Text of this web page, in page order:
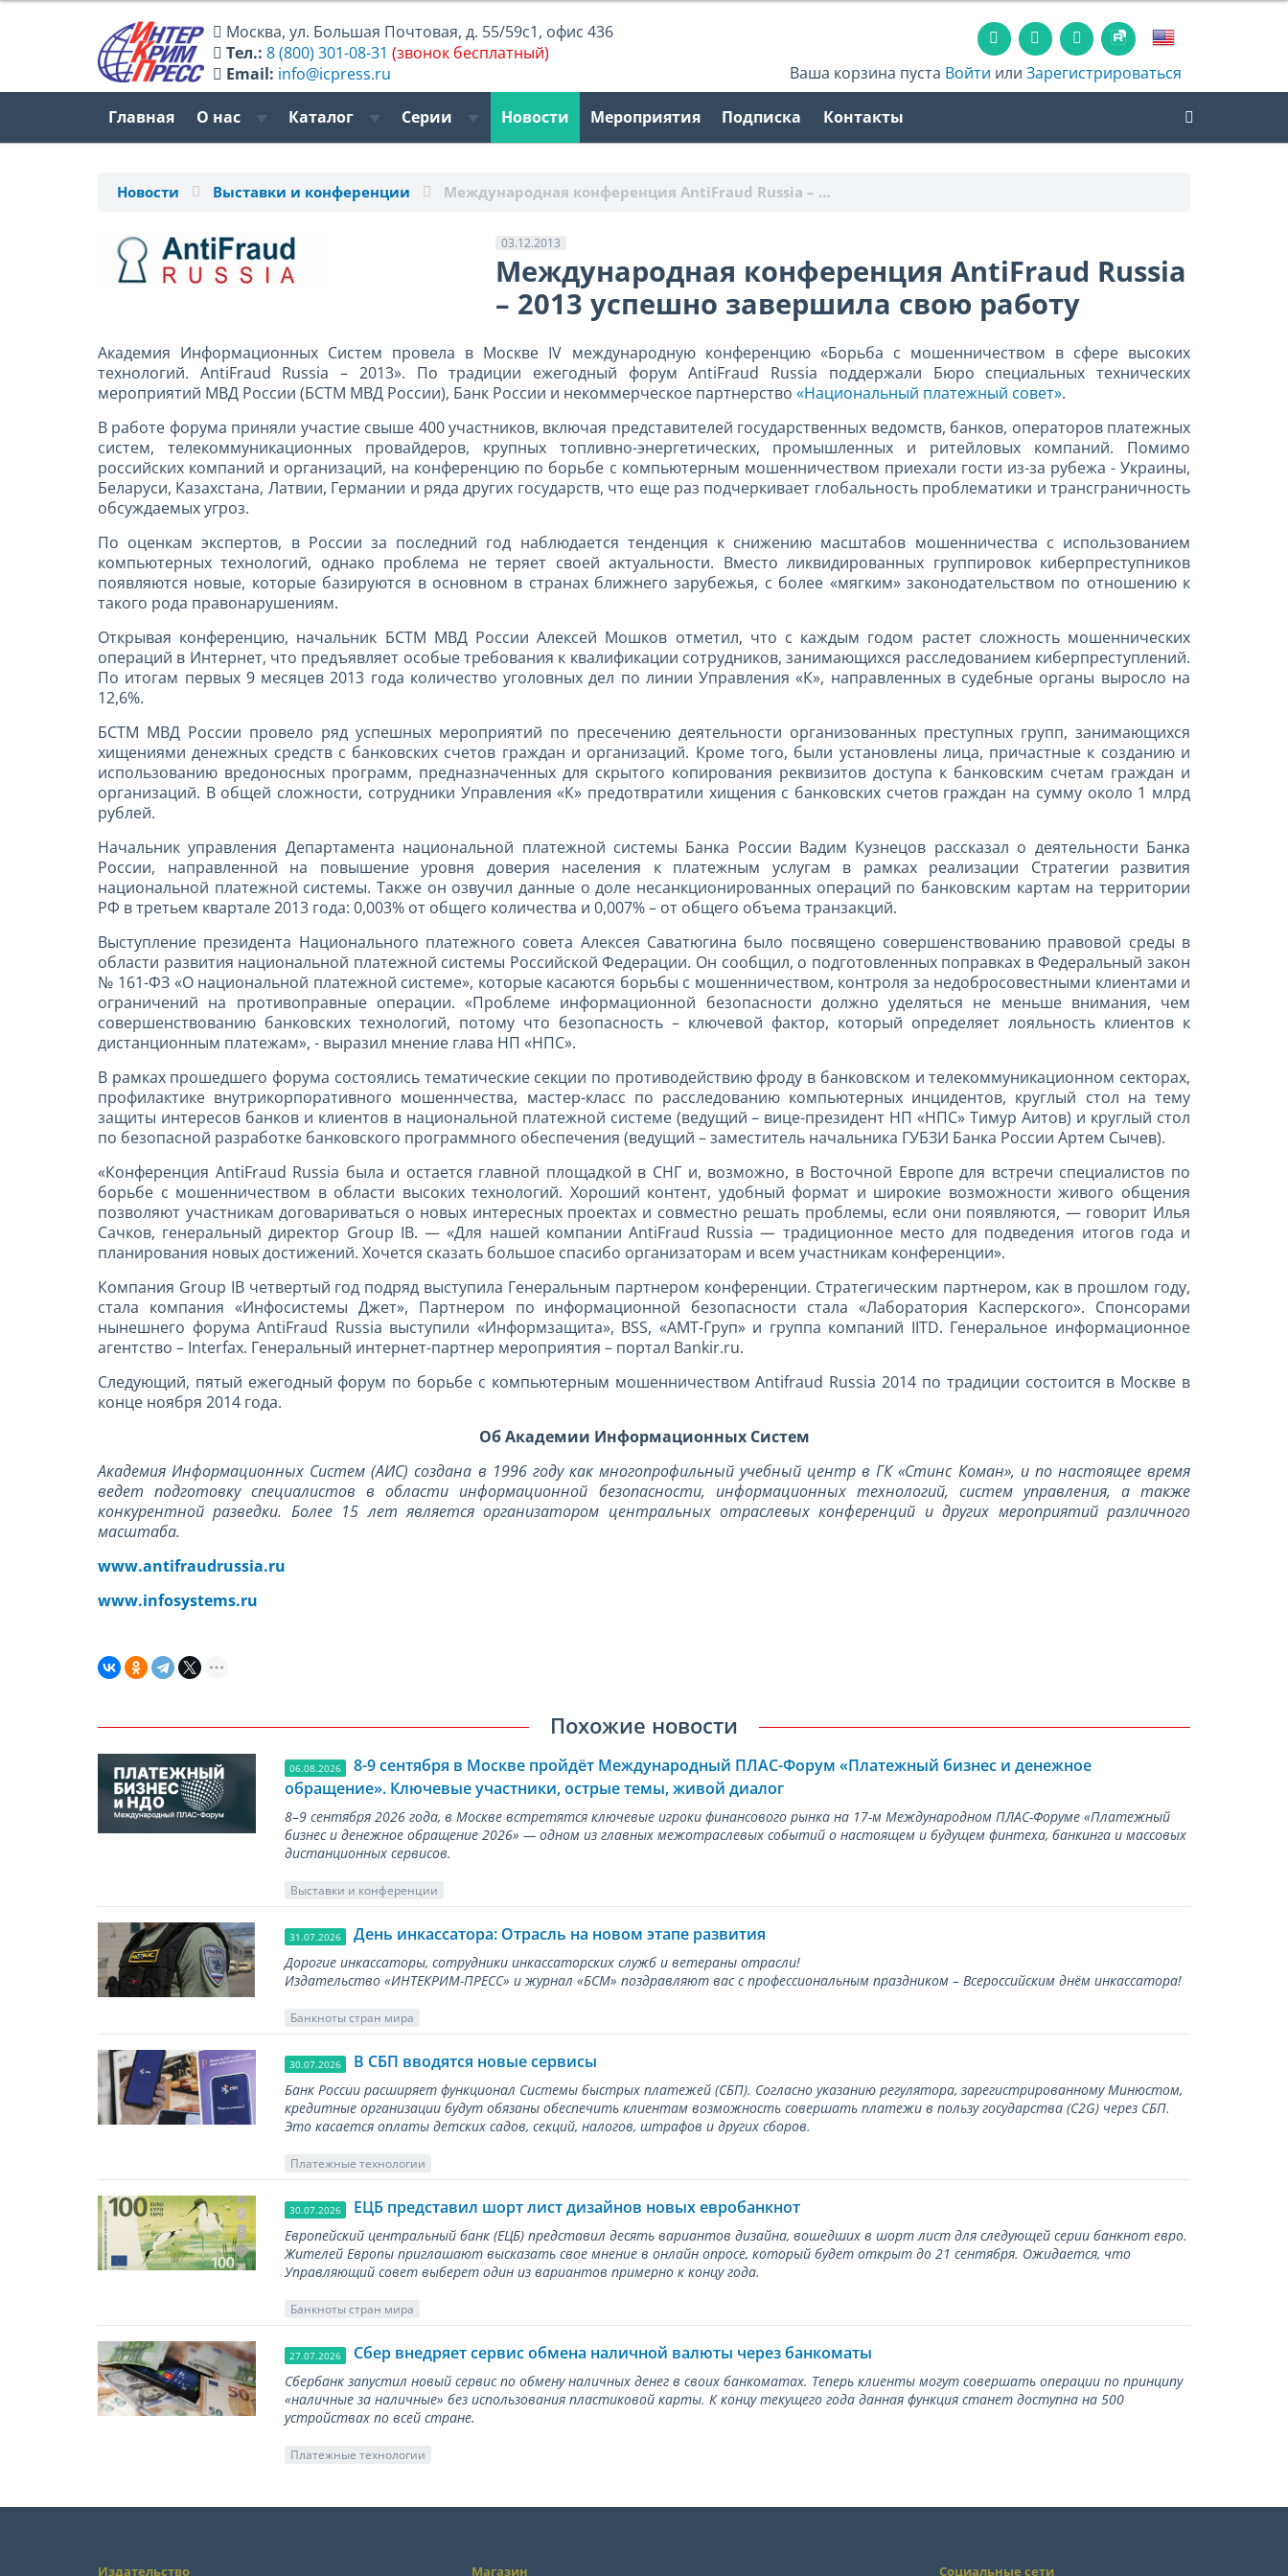
Москва,ул. Большая Почтовая, д. 55/59с1, офис 436
Тел.: 8 (800) 301-08-31 (звонок бесплатный)
Email: info@icpress.ru Ваша корзина пуста Войти илиЗарегистрироваться
Главная О нас Каталог Серии Новости Мероприятия Подписка Контакты
Новости Выставки и конференции Международная конференция AntiFraud Russia – …
03.12.2013
Международная конференция AntiFraud Russia
– 2013 успешно завершила свою работу
Академия Информационных Систем провела в Москве IV международную конференцию «Борьба с мошенничеством в сфере высоких
технологий. AntiFraud Russia – 2013». По традиции ежегодный форум AntiFraud Russia поддержали Бюро специальных технических
мероприятий МВД России (БСТМ МВД России), Банк России и некоммерческое партнерство «Национальный платежный совет».
В работе форума приняли участие свыше 400 участников, включая представителей государственных ведомств, банков, операторов платежных
систем, телекоммуникационных провайдеров, крупных топливно-энергетических, промышленных и ритейловых компаний. Помимо
российских компаний и организаций, на конференцию по борьбе с компьютерным мошенничеством приехали гости из-за рубежа - Украины,
Беларуси, Казахстана, Латвии, Германии и ряда других государств, что еще раз подчеркивает глобальность проблематики и трансграничность
обсуждаемых угроз.
По оценкам экспертов, в России за последний год наблюдается тенденция к снижению масштабов мошенничества с использованием
компьютерных технологий, однако проблема не теряет своей актуальности. Вместо ликвидированных группировок киберпреступников
появляются новые, которые базируются в основном в странах ближнего зарубежья, с более «мягким» законодательством по отношению к
такого рода правонарушениям.
Открывая конференцию, начальник БСТМ МВД России Алексей Мошков отметил, что с каждым годом растет сложность мошеннических
операций в Интернет, что предъявляет особые требования к квалификации сотрудников, занимающихся расследованием киберпреступлений.
По итогам первых 9 месяцев 2013 года количество уголовных дел по линии Управления «К», направленных в судебные органы выросло на
12,6%.
БСТМ МВД России провело ряд успешных мероприятий по пресечению деятельности организованных преступных групп, занимающихся
хищениями денежных средств с банковских счетов граждан и организаций. Кроме того, были установлены лица, причастные к созданию и
использованию вредоносных программ, предназначенных для скрытого копирования реквизитов доступа к банковским счетам граждан и
организаций. В общей сложности, сотрудники Управления «К» предотвратили хищения с банковских счетов граждан на сумму около 1 млрд
рублей.
Начальник управления Департамента национальной платежной системы Банка России Вадим Кузнецов рассказал о деятельности Банка
России, направленной на повышение уровня доверия населения к платежным услугам в рамках реализации Стратегии развития
национальной платежной системы. Также он озвучил данные о доле несанкционированных операций по банковским картам на территории
РФ в третьем квартале 2013 года: 0,003% от общего количества и 0,007% – от общего объема транзакций.
Выступление президента Национального платежного совета Алексея Саватюгина было посвящено совершенствованию правовой среды в
области развития национальной платежной системы Российской Федерации. Он сообщил, о подготовленных поправках в Федеральный закон
№ 161-ФЗ «О национальной платежной системе», которые касаются борьбы с мошенничеством, контроля за недобросовестными клиентами и
ограничений на противоправные операции. «Проблеме информационной безопасности должно уделяться не меньше внимания, чем
совершенствованию банковских технологий, потому что безопасность – ключевой фактор, который определяет лояльность клиентов к
дистанционным платежам», - выразил мнение глава НП «НПС».
В рамках прошедшего форума состоялись тематические секции по противодействию фроду в банковском и телекоммуникационном секторах,
профилактике внутрикорпоративного мошеннчества, мастер-класс по расследованию компьютерных инцидентов, круглый стол на тему
защиты интересов банков и клиентов в национальной платежной системе (ведущий – вице-президент НП «НПС» Тимур Аитов) и круглый стол
по безопасной разработке банковского программного обеспечения (ведущий – заместитель начальника ГУБЗИ Банка России Артем Сычев).
«Конференция AntiFraud Russia была и остается главной площадкой в СНГ и, возможно, в Восточной Европе для встречи специалистов по
борьбе с мошенничеством в области высоких технологий. Хороший контент, удобный формат и широкие возможности живого общения
позволяют участникам договариваться о новых интересных проектах и совместно решать проблемы, если они появляются, — говорит Илья
Сачков, генеральный директор Group IB. — «Для нашей компании AntiFraud Russia — традиционное место для подведения итогов года и
планирования новых достижений. Хочется сказать большое спасибо организаторам и всем участникам конференции».
Компания Group IB четвертый год подряд выступила Генеральным партнером конференции. Стратегическим партнером, как в прошлом году,
стала компания «Инфосистемы Джет», Партнером по информационной безопасности стала «Лаборатория Касперского». Спонсорами
нынешнего форума AntiFraud Russia выступили «Информзащита», BSS, «АМТ-Груп» и группа компаний IITD. Генеральное информационное
агентство – Interfax. Генеральный интернет-партнер мероприятия – портал Bankir.ru.
Следующий, пятый ежегодный форум по борьбе с компьютерным мошенничеством Antifraud Russia 2014 по традиции состоится в Москве в
конце ноября 2014 года.
Об Академии Информационных Систем
Академия Информационных Систем (АИС) создана в 1996 году как многопрофильный учебный центр в ГК «Стинс Коман», и по настоящее время
ведет подготовку специалистов в области информационной безопасности, информационных технологий, систем управления, а также
конкурентной разведки. Более 15 лет является организатором центральных отраслевых конференций и других мероприятий различного
масштаба.
www.antifraudrussia.ru
www.infosystems.ru
Похожие новости
06.08.2026
8-9 сентября в Москве пройдёт Международный ПЛАС-Форум «Платежный бизнес и денежное
обращение». Ключевые участники, острые темы, живой диалог
8–9 сентября 2026 года, в Москве встретятся ключевые игроки финансового рынка на 17-м Международном ПЛАС-Форуме «Платежный
бизнес и денежное обращение 2026» — одном из главных межотраслевых событий о настоящем и будущем финтеха, банкинга и массовых
дистанционных сервисов.
Выставки и конференции
31.07.2026 День инкассатора: Отрасль на новом этапе развития
Дорогие инкассаторы, сотрудники инкассаторских служб и ветераны отрасли!
Издательство «ИНТЕКРИМ-ПРЕСС» и журнал «БСМ» поздравляют вас с профессиональным праздником – Всероссийским днём инкассатора!
Банкноты стран мира
30.07.2026 В СБП вводятся новые сервисы
Банк России расширяет функционал Системы быстрых платежей (СБП). Согласно указанию регулятора, зарегистрированному Минюстом,
кредитные организации будут обязаны обеспечить клиентам возможность совершать платежи в пользу государства (С2G) через СБП.
Это касается оплаты детских садов, секций, налогов, штрафов и других сборов.
Платежные технологии
30.07.2026 ЕЦБ представил шорт лист дизайнов новых евробанкнот
Европейский центральный банк (ЕЦБ) представил десять вариантов дизайна, вошедших в шорт лист для следующей серии банкнот евро.
Жителей Европы приглашают высказать свое мнение в онлайн опросе, который будет открыт до 21 сентября. Ожидается, что
Управляющий совет выберет один из вариантов примерно к концу года.
Банкноты стран мира
27.07.2026 Сбер внедряет сервис обмена наличной валюты через банкоматы
Сбербанк запустил новый сервис по обмену наличных денег в своих банкоматах. Теперь клиенты могут совершать операции по принципу
«наличные за наличные» без использования пластиковой карты. К концу текущего года данная функция станет доступна на 500
устройствах по всей стране.
Платежные технологии
Издательство Магазин Социальные сети